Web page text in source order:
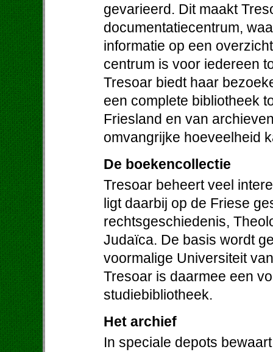
gevarieerd. Dit maakt
documentatiecentrum,
informatie op een
centrum is voor iedereen
Tresoar biedt haar
een complete bibliotheek
Friesland en van
omvangrijke hoeveelheid
De boekencollectie
Tresoar beheert veel
ligt daarbij op de Friese
rechtsgeschiedenis,
Judaïca. De basis wordt
voormalige Universiteit
Tresoar is daarmee een
studiebibliotheek.
Het archief
In speciale depots